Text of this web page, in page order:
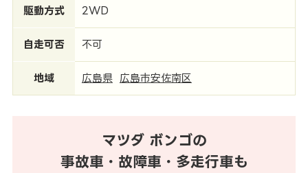
駆動方式 2WD
自走可否 不可
地域 広島県 広島市安佐南区
マツダ ボンゴの
事故車・故障車・多走行車も